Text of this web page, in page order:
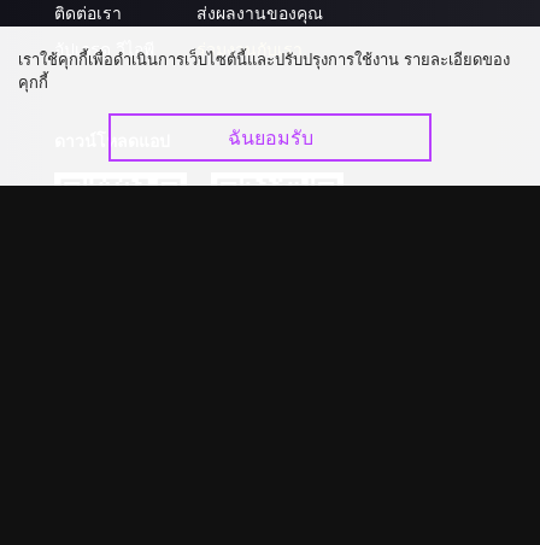
ติดต่อเรา
อัปเกรด วีไอพี
ส่งผลงานของคุณ
ร่วมงานกับเรา
เราใช้คุกกี้เพื่อดำเนินการเว็บไซต์นี้และปรับปรุงการใช้งาน รายละเอียดของ
คุกกี้
ฉันยอมรับ